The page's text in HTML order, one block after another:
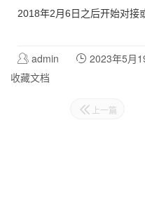
2018年2月6日之后开始对接
admin 2023年5月
收藏文档
上一篇